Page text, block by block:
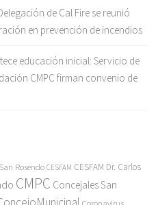
de Cal Fire se reunió
en prevención de incendios
educación inicial: Servicio de
CMPC firman convenio de
Rosendo CESFAM CESFAM Dr. Carlos
CMPC Concejales San